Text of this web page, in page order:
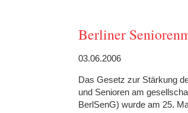
Berliner
03.06.2006
Das Gesetz zur Stärkung
und Senioren am
BerlSenG) wurde am 25.